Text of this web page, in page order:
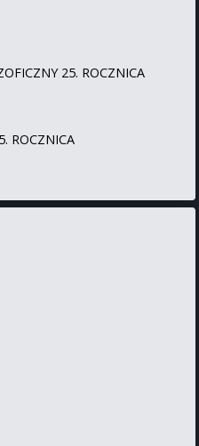
25. ROCZNICA
ROCZNICA